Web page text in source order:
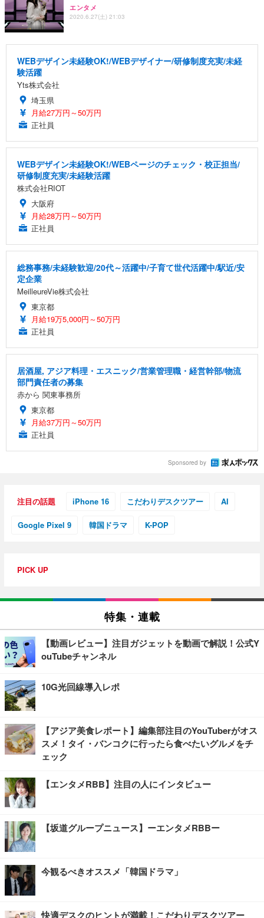
エンタメ
2020.6.27(土) 21:03
WEBデザイン未経験OK!/WEBデザイナー/研修制度充実/未経
験活躍
Yts株式会社
埼玉県
月給27万円～50万円
正社員
WEBデザイン未経験OK!/WEBページのチェック・校正担当/
研修制度充実/未経験活躍
株式会社RIOT
大阪府
月給28万円～50万円
正社員
総務事務/未経験歓迎/20代～活躍中/子育て世代活躍中/駅近/安
定企業
MeilleureVie株式会社
東京都
月給19万5,000円～50万円
正社員
居酒屋, アジア料理・エスニック/営業管理職・経営幹部/物流
部門責任者の募集
赤から 関東事務所
東京都
月給37万円～50万円
正社員
Sponsored by
注目の話題 iPhone 16 こだわりデスクツアー AI
Google Pixel 9 韓国ドラマ K-POP
PICK UP
特集・連載
【動画レビュー】注目ガジェットを動画で解説！公式Y
ouTubeチャンネル
10G光回線導入レポ
【アジア美食レポート】編集部注目のYouTuberがオス
スメ！タイ・バンコクに行ったら食べたいグルメをチ
ェック
【エンタメRBB】注目の人にインタビュー
【坂道グループニュース】ーエンタメRBBー
今観るべきオススメ「韓国ドラマ」
快適デスクのヒントが満載！こだわりデスクツアー